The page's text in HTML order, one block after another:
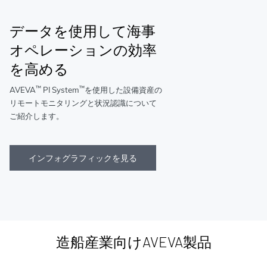
データを使用して海事
オペレーションの効率
を高める
AVEVA™ PI System™を使用した設備資産の
リモートモニタリングと状況認識について
ご紹介します。
インフォグラフィックを見る
造船産業向けAVEVA製品